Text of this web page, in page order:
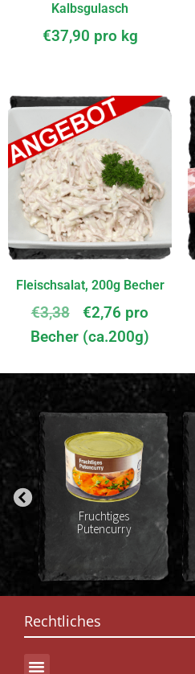
Kalbsgulasch
€37,90 pro kg
Fleischsalat, 200g Becher
€3,38 €2,76 pro
Becher (ca.200g)
Fruchtiges
Putencurry
Rechtliches